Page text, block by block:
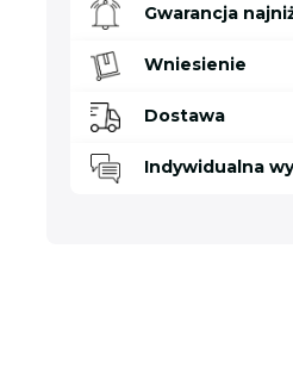
Gwarancja
Wniesienie
Dostawa
Indywidualna